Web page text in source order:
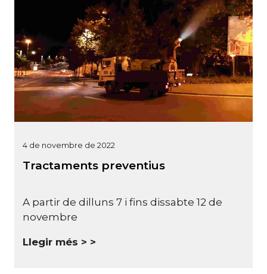
4 de novembre de 2022
Tractaments preventius
A partir de dilluns 7 i fins dissabte 12 de
novembre
Llegir més >